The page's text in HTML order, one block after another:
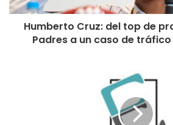
Humberto Cruz: del top de
Padres a un caso de